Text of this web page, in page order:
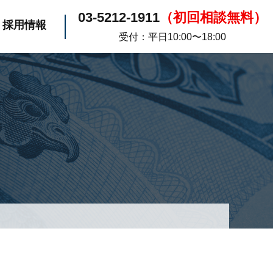
採用情報 03-5212-1911 （初回相談無料）
受付：平日10:00〜18:00